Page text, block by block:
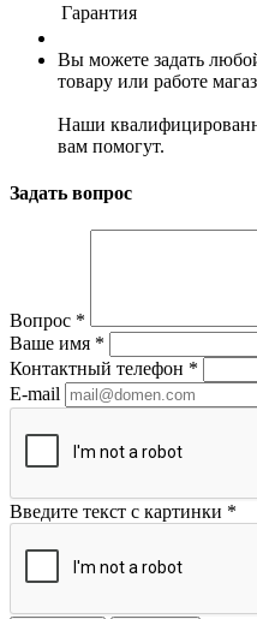
Гарантия
Вы можете задать
товару или работе
Наши
вам помогут.
Задать вопрос
Вопрос *
Ваше имя *
Контактный телефон *
E-mail
Введите текст с картинки *